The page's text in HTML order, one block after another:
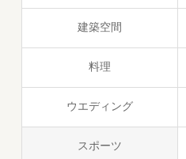
建築空間
料理
ウエディング
スポーツ